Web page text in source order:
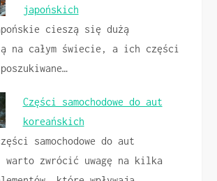
japońskich
cieszą się dużą
na całym świecie, a ich części
Części samochodowe do aut
koreańskich
samochodowe do aut
warto zwrócić uwagę na kilka